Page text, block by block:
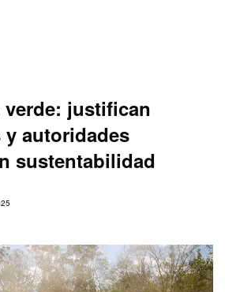
verde: justifican
autoridades
sustentabilidad